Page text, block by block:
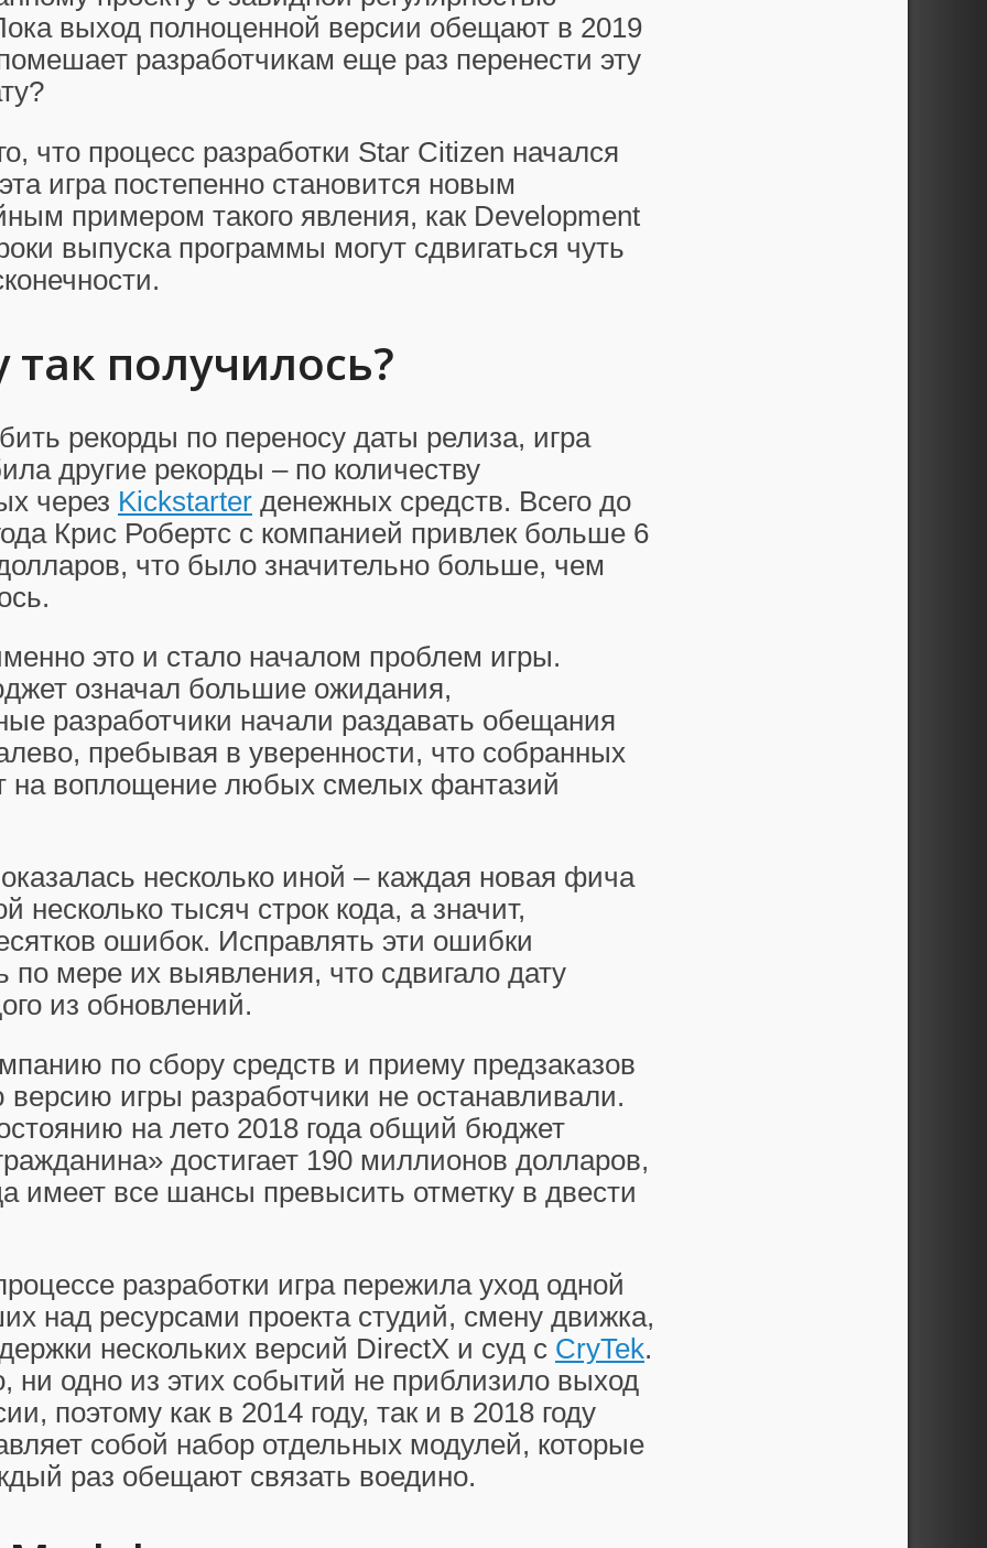
выход полноценной версии обещают в 2019
разработчикам еще раз перенести эту
что процесс разработки Star Citizen начался
игра постепенно становится новым
примером такого явления, как Development
выпуска программы могут сдвигаться чуть
получилось?
рекорды по переносу даты релиза, игра
другие рекорды – по количеству
через Kickstarter денежных средств. Всего до
Крис Робертс с компанией привлек больше 6
что было значительно больше, чем
это и стало началом проблем игры.
означал большие ожидания,
разработчики начали раздавать обещания
пребывая в уверенности, что собранных
на воплощение любых смелых фантазий
несколько иной – каждая новая фича
несколько тысяч строк кода, а значит,
ошибок. Исправлять эти ошибки
по мере их выявления, что сдвигало дату
из обновлений.
по сбору средств и приему предзаказов
версию игры разработчики не останавливали.
на лето 2018 года общий бюджет
достигает 190 миллионов долларов,
имеет все шансы превысить отметку в двести
разработки игра пережила уход одной
над ресурсами проекта студий, смену движка,
нескольких версий DirectX и суд с CryTek.
ни одно из этих событий не приблизило выход
поэтому как в 2014 году, так и в 2018 году
собой набор отдельных модулей, которые
раз обещают связать воедино.